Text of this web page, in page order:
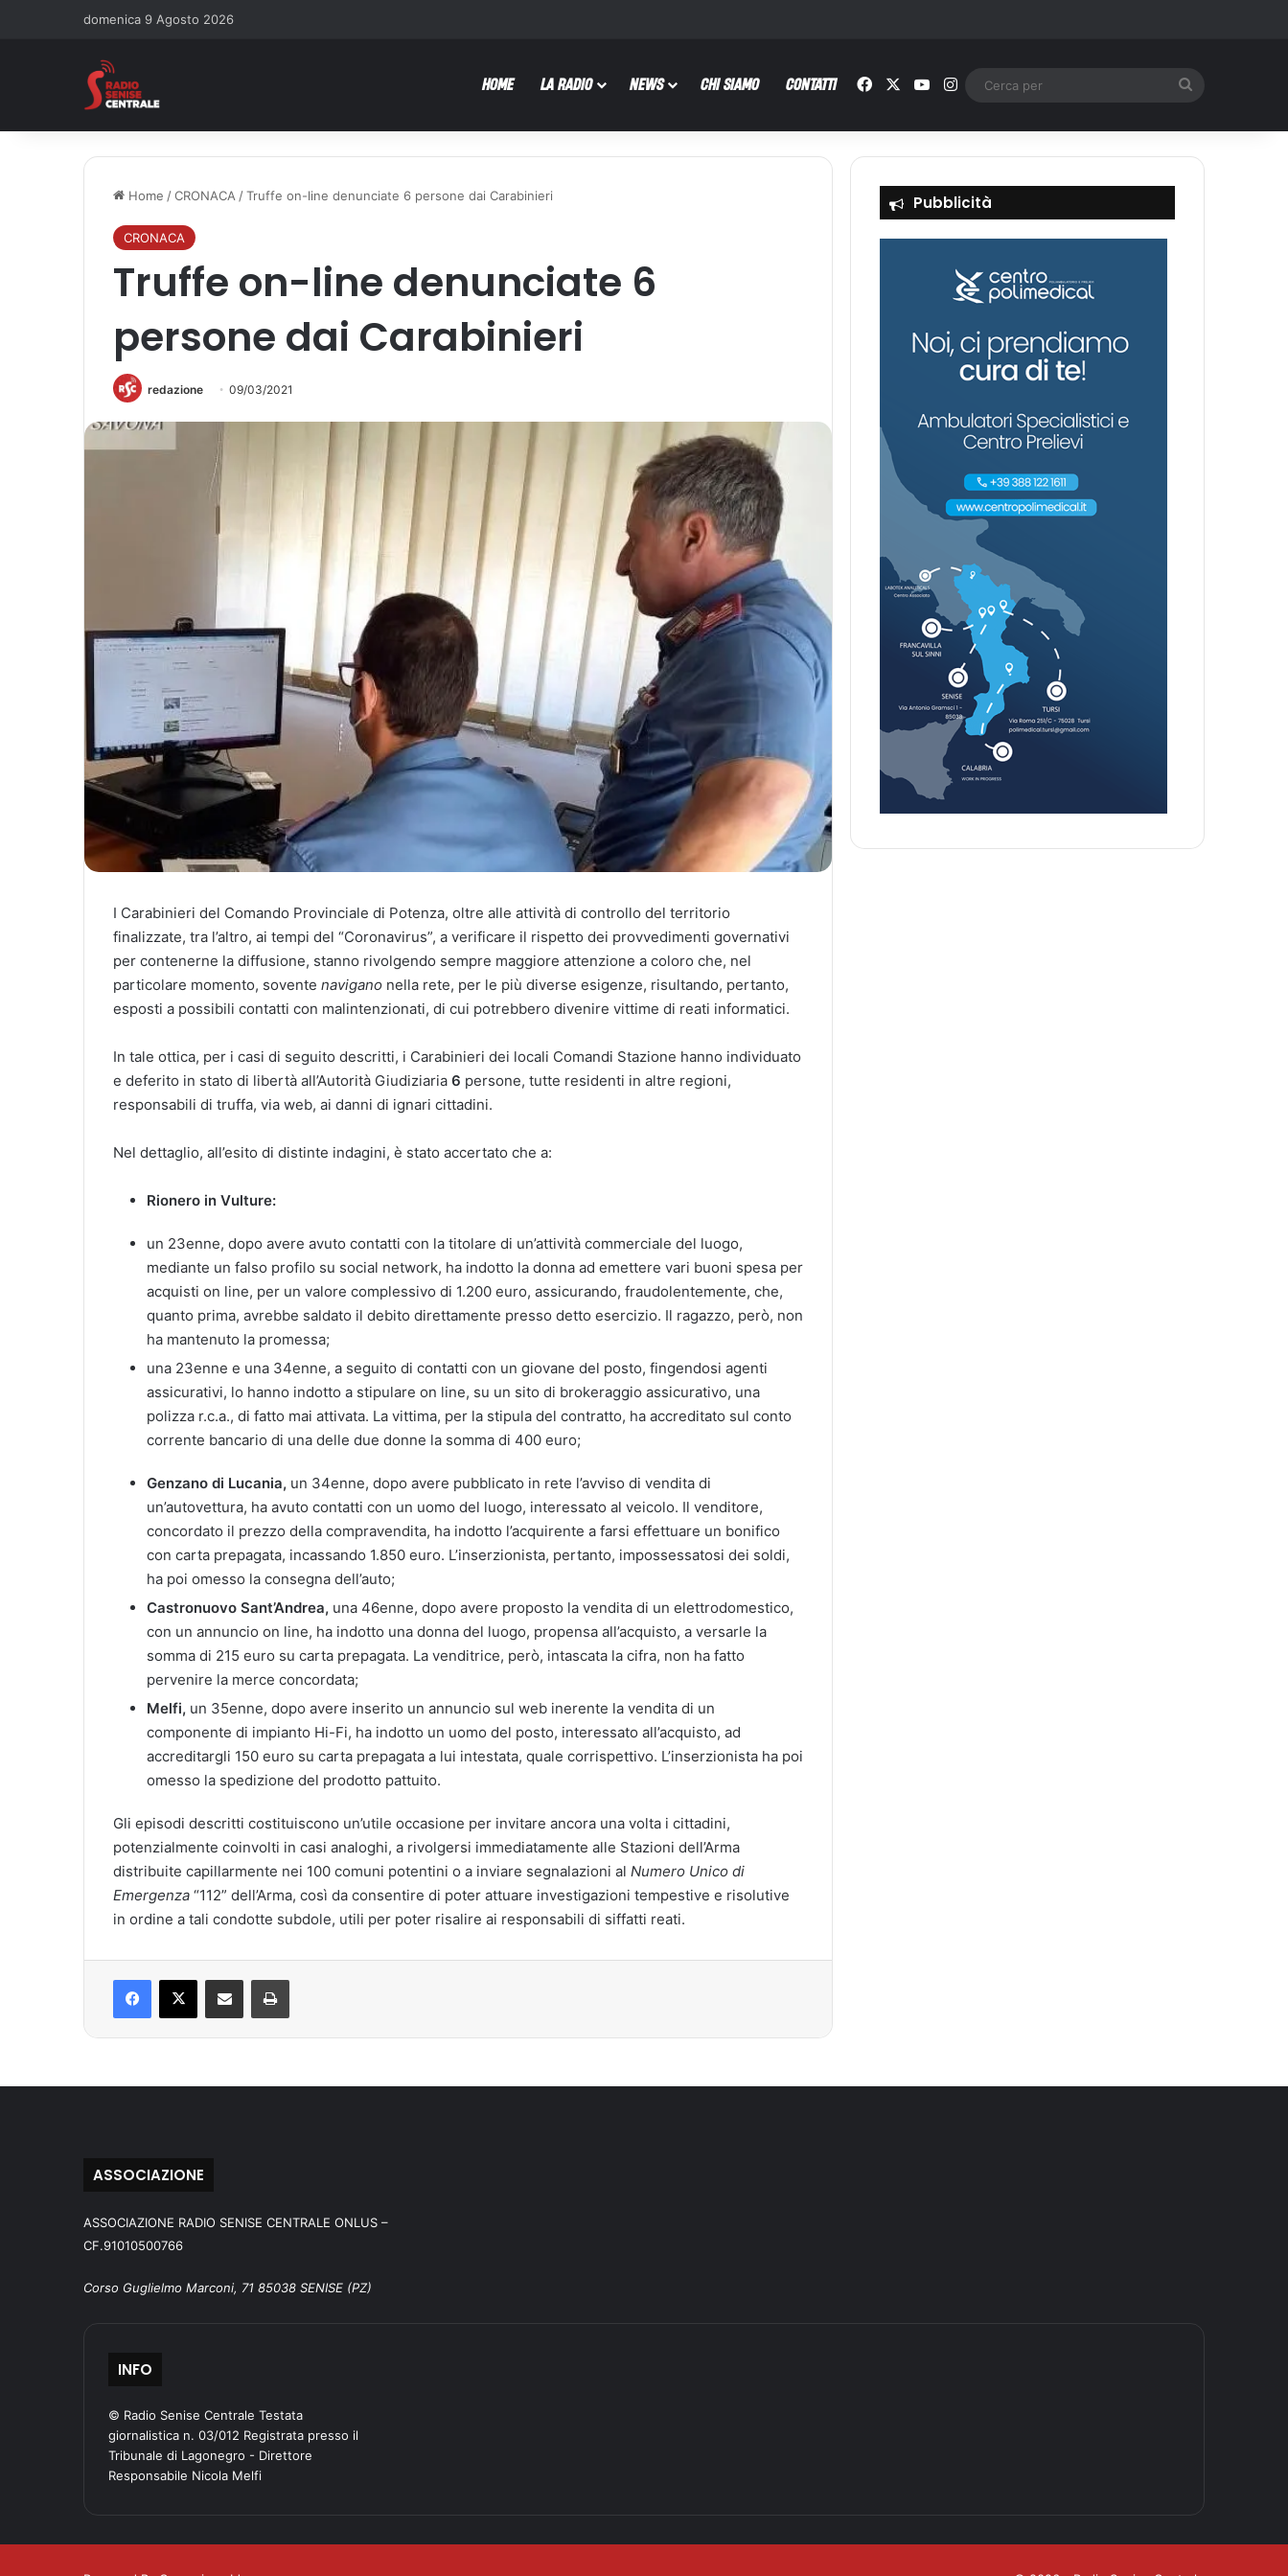
domenica 9 Agosto 2026
HOME LA RADIO NEWS CHI SIAMO CONTATTI Facebook You TubeInstagram
Home /CRONACA /Truffe on-line denunciate 6 persone dai Carabinieri
CRONACA
Truffe on-line denunciate 6
persone dai Carabinieri
redazione 09/03/2021
I Carabinieri del Comando Provinciale di Potenza, oltre alle attività di controllo del territorio
finalizzate, tra l’altro, ai tempi del “Coronavirus”, a verificare il rispetto dei provvedimenti governativi
per contenerne la diffusione, stanno rivolgendo sempre maggiore attenzione a coloro che, nel
particolare momento, sovente navigano nella rete, per le più diverse esigenze, risultando, pertanto,
esposti a possibili contatti con malintenzionati, di cui potrebbero divenire vittime di reati informatici.
In tale ottica, per i casi di seguito descritti, i Carabinieri dei locali Comandi Stazione hanno individuato
e deferito in stato di libertà all’Autorità Giudiziaria 6 persone, tutte residenti in altre regioni,
responsabili di truffa, via web, ai danni di ignari cittadini.
Nel dettaglio, all’esito di distinte indagini, è stato accertato che a:
Rionero in Vulture:
un 23enne, dopo avere avuto contatti con la titolare di un’attività commerciale del luogo,
mediante un falso profilo su social network, ha indotto la donna ad emettere vari buoni spesa per
acquisti on line, per un valore complessivo di 1.200 euro, assicurando, fraudolentemente, che,
quanto prima, avrebbe saldato il debito direttamente presso detto esercizio. Il ragazzo, però, non
ha mantenuto la promessa;
una 23enne e una 34enne, a seguito di contatti con un giovane del posto, fingendosi agenti
assicurativi, lo hanno indotto a stipulare on line, su un sito di brokeraggio assicurativo, una
polizza r.c.a., di fatto mai attivata. La vittima, per la stipula del contratto, ha accreditato sul conto
corrente bancario di una delle due donne la somma di 400 euro;
Genzano di Lucania, un 34enne, dopo avere pubblicato in rete l’avviso di vendita di
un’autovettura, ha avuto contatti con un uomo del luogo, interessato al veicolo. Il venditore,
concordato il prezzo della compravendita, ha indotto l’acquirente a farsi effettuare un bonifico
con carta prepagata, incassando 1.850 euro. L’inserzionista, pertanto, impossessatosi dei soldi,
ha poi omesso la consegna dell’auto;
Castronuovo Sant’Andrea, una 46enne, dopo avere proposto la vendita di un elettrodomestico,
con un annuncio on line, ha indotto una donna del luogo, propensa all’acquisto, a versarle la
somma di 215 euro su carta prepagata. La venditrice, però, intascata la cifra, non ha fatto
pervenire la merce concordata;
Melfi, un 35enne, dopo avere inserito un annuncio sul web inerente la vendita di un
componente di impianto Hi-Fi, ha indotto un uomo del posto, interessato all’acquisto, ad
accreditargli 150 euro su carta prepagata a lui intestata, quale corrispettivo. L’inserzionista ha poi
omesso la spedizione del prodotto pattuito.
Gli episodi descritti costituiscono un’utile occasione per invitare ancora una volta i cittadini,
potenzialmente coinvolti in casi analoghi, a rivolgersi immediatamente alle Stazioni dell’Arma
distribuite capillarmente nei 100 comuni potentini o a inviare segnalazioni al Numero Unico di
Emergenza “112” dell’Arma, così da consentire di poter attuare investigazioni tempestive e risolutive
in ordine a tali condotte subdole, utili per poter risalire ai responsabili di siffatti reati.
Pubblicità
ASSOCIAZIONE
ASSOCIAZIONE RADIO SENISE CENTRALE ONLUS –
CF.91010500766
Corso Guglielmo Marconi, 71 85038 SENISE (PZ)
INFO
© Radio Senise Centrale Testata
giornalistica n. 03/012 Registrata presso il
Tribunale di Lagonegro - Direttore
Responsabile Nicola Melfi